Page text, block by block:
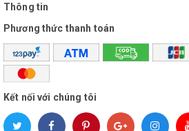
Thông tin
Phương thức thanh toán
Kết nối với chúng tôi